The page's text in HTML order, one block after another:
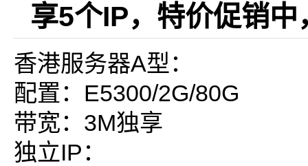
享5个IP，特价促销中
香港服务器A型：
配置：E5300/2G/80G
带宽：3M独享
独立IP：